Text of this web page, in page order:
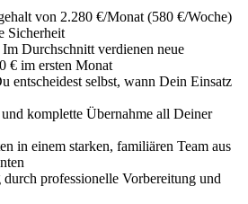
von 2.280 €/Monat (580 €/Woche)
Sicherheit
Durchschnitt verdienen neue
€ im ersten Monat
entscheidest selbst, wann Dein Einsatz
komplette Übernahme all Deiner
in einem starken, familiären Team aus
durch professionelle Vorbereitung und